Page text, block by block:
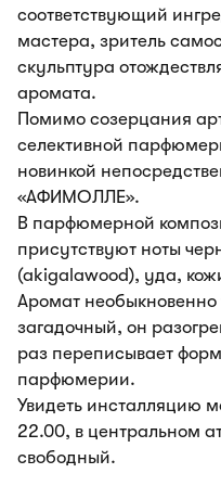
соответствующий
мастера, зритель
скульптура
аромата.
Помимо созерцания
селективной
новинкой
«АФИМОЛЛЕ».
В парфюмерной
присутствуют ноты
(akigalawood), уда,
Аромат
загадочный, он
раз переписывает
парфюмерии.
Увидеть инсталляцию
22.00, в центральном
свободный.